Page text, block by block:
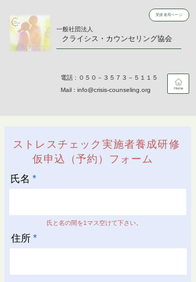
​一般社団法人
​クライシス・カウンセリング協会
Mail : info@crisis-counseling.org
​電話 : ０５０－３５７３－５１１５
Home
受講者用ページ
​ストレスチェック実施者養成研修
仮申込（予約）フォーム
氏名
氏と名の間を1マス空けて下さい。
住所